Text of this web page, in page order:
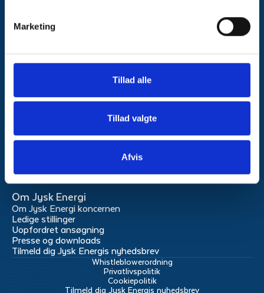
Marketing
Tillad alle
Tillad valgte
Afvis
kundeservice@jyskenergi.dk
Mandag og torsdag:
Tirsdag, onsdag og fredag:
Produkter
Om Jysk Energi
Om Jysk Energi koncernen
Ledige stillinger
Uopfordret ansøgning
Presse og downloads
Tilmeld dig Jysk Energis nyhedsbrev
Whistleblowerordning
Privatlivspolitik
Cookiepolitik
Tilmeld dig Jysk Energis nyhedsbrev